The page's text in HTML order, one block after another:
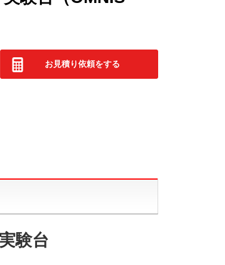
お見積り依頼をする
験台